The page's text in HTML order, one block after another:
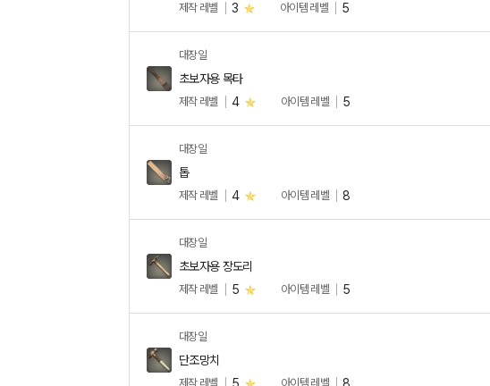
제작 레벨 3 아이템 레벨 5
대장일
초보자용 목타
제작 레벨 4 아이템 레벨 5
대장일
톱
제작 레벨 4 아이템 레벨 8
대장일
초보자용 장도리
제작 레벨 5 아이템 레벨 5
대장일
단조망치
제작 레벨 아이템 레벨